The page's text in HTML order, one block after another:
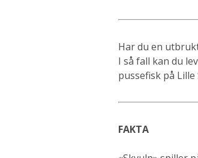
Har du en
I så fall kan du
pussefisk på Lille
FAKTA